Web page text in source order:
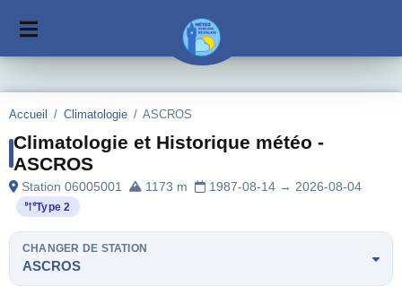
Accueil / Climatologie / ASCROS
Climatologie et Historique météo -
ASCROS
Station 06005001 1173 m 1987-08-14 → 2026-08-04
Type 2
CHANGER DE STATION
ASCROS